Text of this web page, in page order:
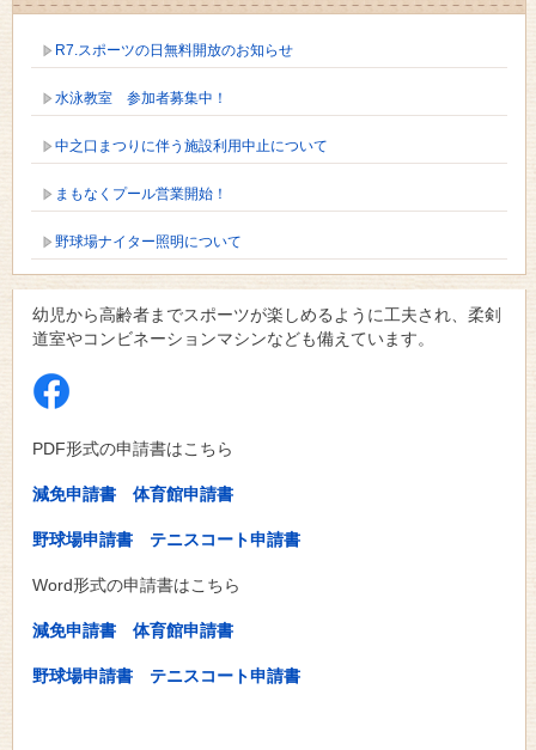
R7.スポーツの日無料開放のお知らせ
水泳教室 参加者募集中！
中之口まつりに伴う施設利用中止について
まもなくプール営業開始！
野球場ナイター照明について
幼児から高齢者までスポーツが楽しめるように工夫され、柔剣
道室やコンビネーションマシンなども備えています。
PDF形式の申請書はこちら
減免申請書 体育館申請書
野球場申請書 テニスコート申請書
Word形式の申請書はこちら
減免申請書 体育館申請書
野球場申請書 テニスコート申請書